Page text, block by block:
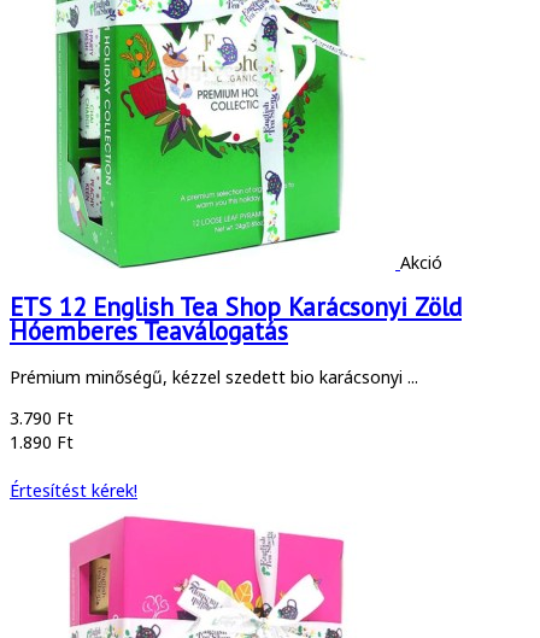
Akció
ETS 12 English Tea Shop Karácsonyi Zöld
Hóemberes Teaválogatás
Prémium minőségű, kézzel szedett bio karácsonyi ...
3.790 Ft
1.890 Ft
Értesítést kérek!